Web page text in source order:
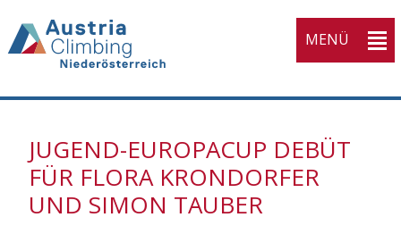
MENÜ
JUGEND-EUROPACUP DEBÜT
FÜR FLORA KRONDORFER
UND SIMON TAUBER